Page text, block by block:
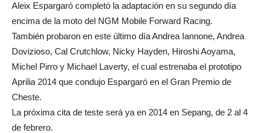
Aleix Espargaró completó la adaptación en su segundo día
encima de la moto del NGM Mobile Forward Racing.
También probaron en este último día Andrea Iannone, Andrea
Dovizioso, Cal Crutchlow, Nicky Hayden, Hiroshi Aoyama,
Michel Pirro y Michael Laverty, el cual estrenaba el prototipo
Aprilia 2014 que condujo Espargaró en el Gran Premio de
Cheste.
La próxima cita de teste será ya en 2014 en Sepang, de 2 al 4
de febrero.